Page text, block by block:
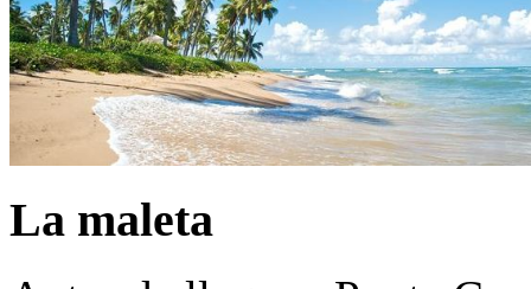
La maleta